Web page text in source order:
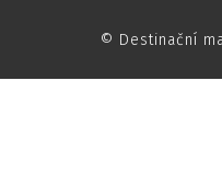
© Destinační